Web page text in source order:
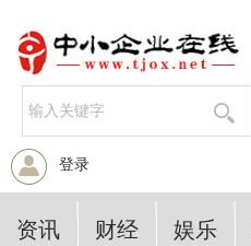
登录
资讯 财经 娱乐